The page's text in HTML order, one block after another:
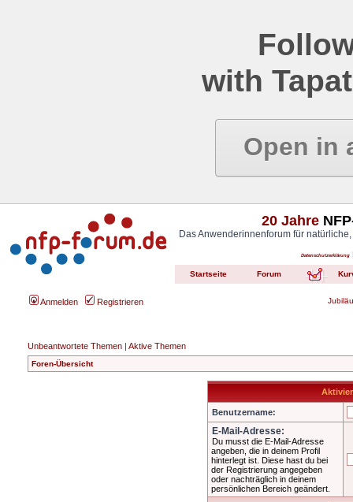
with
Open in
20 Jahre
Das Anwenderinnenforum für
Datenschutzerklärung
Startseite Forum
Anmelden Registrieren
Unbeantwortete Themen | Aktive Themen
Foren-Übersicht
Benutzername:
E-Mail-Adresse:
Du musst die E-Mail-Adresse
angeben, die in deinem Profil
hinterlegt ist. Diese hast du bei
der Registrierung angegeben
oder nachträglich in deinem
persönlichen Bereich geändert.